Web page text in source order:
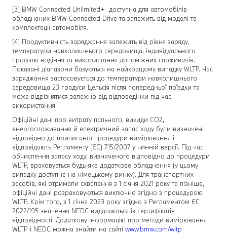
[3] BMW Connected Unlimited+ доступна для автомобілів
обладнаних BMW Connected Drive та залежить від моделі та
комплектації автомобіля.
[4] Продуктивність заряджання залежить від рівня заряду,
температури навколишнього середовища, індивідуального
профілю водіння та використання допоміжних споживачів.
Показані діапазони базуються на найкращому випадку WLTP. Час
заряджання застосовується до температури навколишнього
середовища 23 градуси Цельсія після попередньої поїздки та
може відрізнятися залежно від відповедінки під час
використання.
Офіційні дані про витрату пального, викиди CO2,
енергоспоживання й електричний запас ходу були визначені
відповідно до приписаної процедури вимірювання і
відповідають Регламенту (ЄС) 715/2007 у чинній версії. Під час
обчислення запасу ходу, визначеного відповідно до процедури
WLTP, враховується будь-яке додаткове обладнання (у цьому
випадку доступне на німецькому ринку). Для транспортних
засобів, які отримали схвалення з 1 січня 2021 року та пізніше,
офіційні дані розраховуються виключно згідно з процедурою
WLTP. Крім того, з 1 січня 2023 року згідно з Регламентом ЄС
2022/195 значення NEDC видаляються із сертифікатів
відповідності. Додаткову інформацію про методи вимірювання
WLTP і NEDC можна знайти на сайті www.bmw.com/wltp